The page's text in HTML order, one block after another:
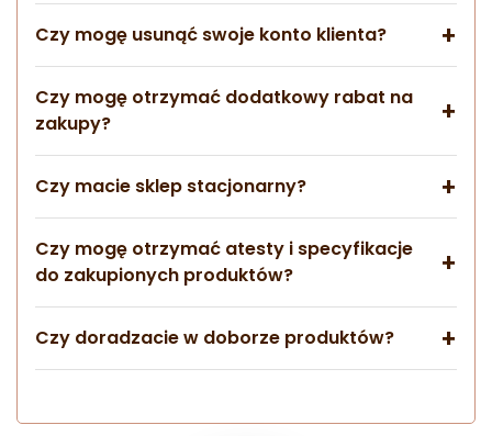
Czy mogę usunąć swoje konto klienta?
Czy mogę otrzymać dodatkowy rabat na
zakupy?
Czy macie sklep stacjonarny?
Czy mogę otrzymać atesty i specyfikacje
do zakupionych produktów?
Czy doradzacie w doborze produktów?